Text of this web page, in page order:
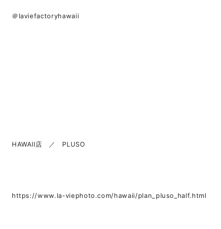
＠laviefactoryhawaii
HAWAII店 ／ PLUSO
https://www.la-viephoto.com/hawaii/plan_pluso_half.html